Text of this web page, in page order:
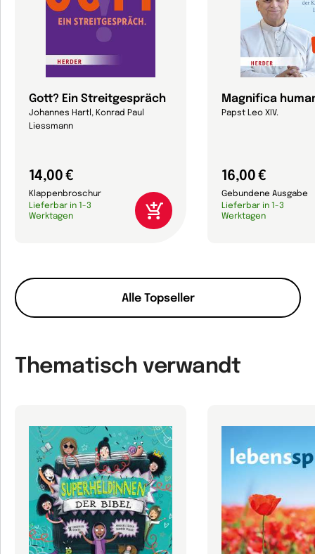
Alle Topseller
Gott? Ein Streitgespräch
Johannes Hartl, Konrad Paul
Liessmann
14,00 €
Klappenbroschur
Lieferbar in 1-3
Werktagen
Magnifica
Papst Leo XIV.
16,00 €
Gebundene Ausgabe
Lieferbar in 1-3
Werktagen
Thematisch verwandt